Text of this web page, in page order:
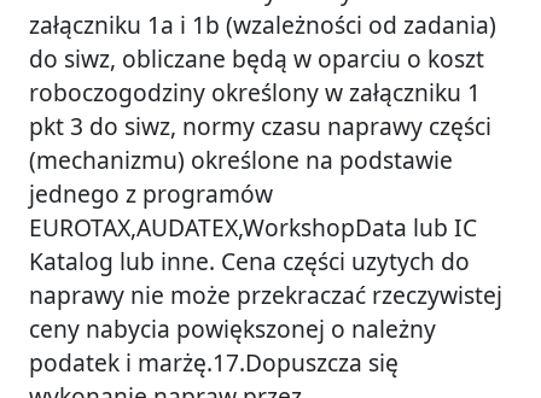
załączniku 1a i 1b (wzależności od zadania)
do siwz, obliczane będą w oparciu o koszt
roboczogodziny określony w załączniku 1
pkt 3 do siwz, normy czasu naprawy części
(mechanizmu) określone na podstawie
jednego z programów
EUROTAX,AUDATEX,WorkshopData lub IC
Katalog lub inne. Cena części uzytych do
naprawy nie może przekraczać rzeczywistej
ceny nabycia powiększonej o należny
podatek i marżę.17.Dopuszcza się